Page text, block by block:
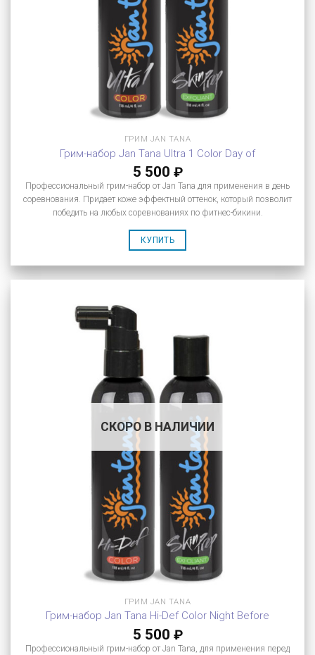
ГРИМ JAN TANA
Грим-набор Jan Tana Ultra 1 Color Day of
5 500 ₽
Профессиональный грим-набор от Jan Tana для применения в день
соревнования. Придает коже эффектный оттенок, который позволит
победить на любых соревнованиях по фитнес-бикини.
КУПИТЬ
СКОРО В НАЛИЧИИ
ГРИМ JAN TANA
Грим-набор Jan Tana Hi-Def Color Night Before
5 500 ₽
Профессиональный грим-набор от Jan Tana, для применения перед